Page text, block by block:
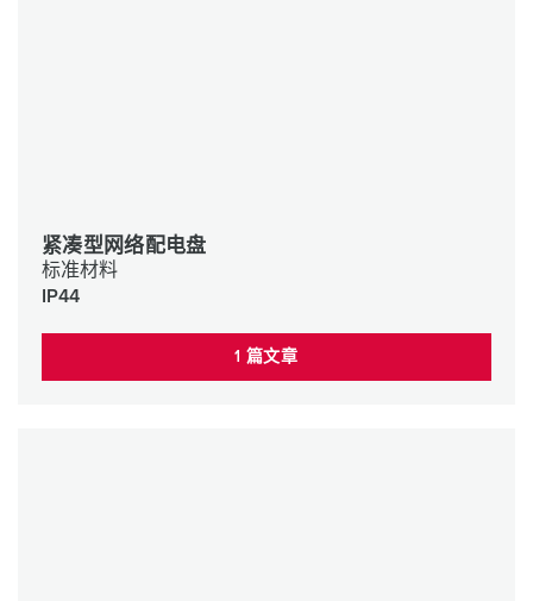
紧凑型网络配电盘
标准材料
IP44
1 篇文章